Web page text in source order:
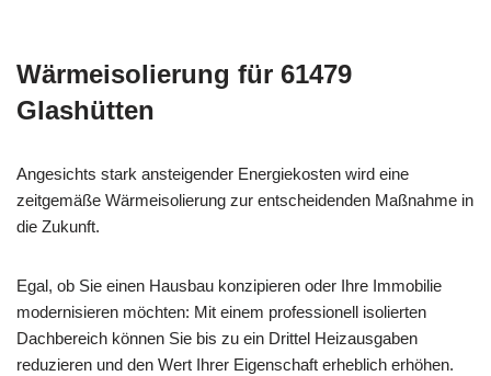
Wärmeisolierung für 61479
Glashütten
Angesichts stark ansteigender Energiekosten wird eine
zeitgemäße Wärmeisolierung zur entscheidenden Maßnahme in
die Zukunft.
Egal, ob Sie einen Hausbau konzipieren oder Ihre Immobilie
modernisieren möchten: Mit einem professionell isolierten
Dachbereich können Sie bis zu ein Drittel Heizausgaben
reduzieren und den Wert Ihrer Eigenschaft erheblich erhöhen.